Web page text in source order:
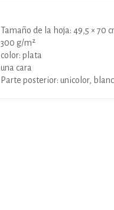
Tamaño de la hoja: 49,5 × 70
300 g/m²
color: plata
una cara
Parte posterior: unicolor,